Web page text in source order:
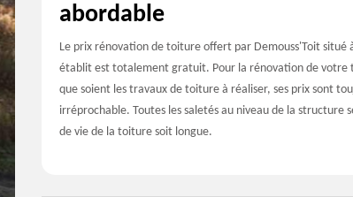
abordable
Le prix rénovation de toiture offert par Demouss'Toit
établit est totalement gratuit. Pour la rénovation de votre
que soient les travaux de toiture à réaliser, ses prix sont
irréprochable. Toutes les saletés au niveau de la structure
de vie de la toiture soit longue.